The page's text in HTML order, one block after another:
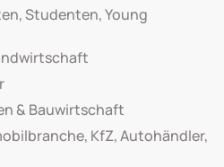
Studenten, Young
& Bauwirtschaft
KfZ, Autohändler,